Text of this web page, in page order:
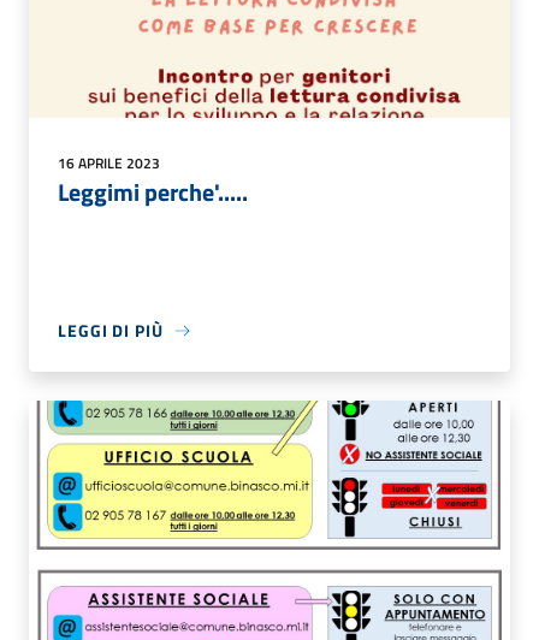
16 APRILE 2023
Leggimi perche'.....
LEGGI DI PIÙ